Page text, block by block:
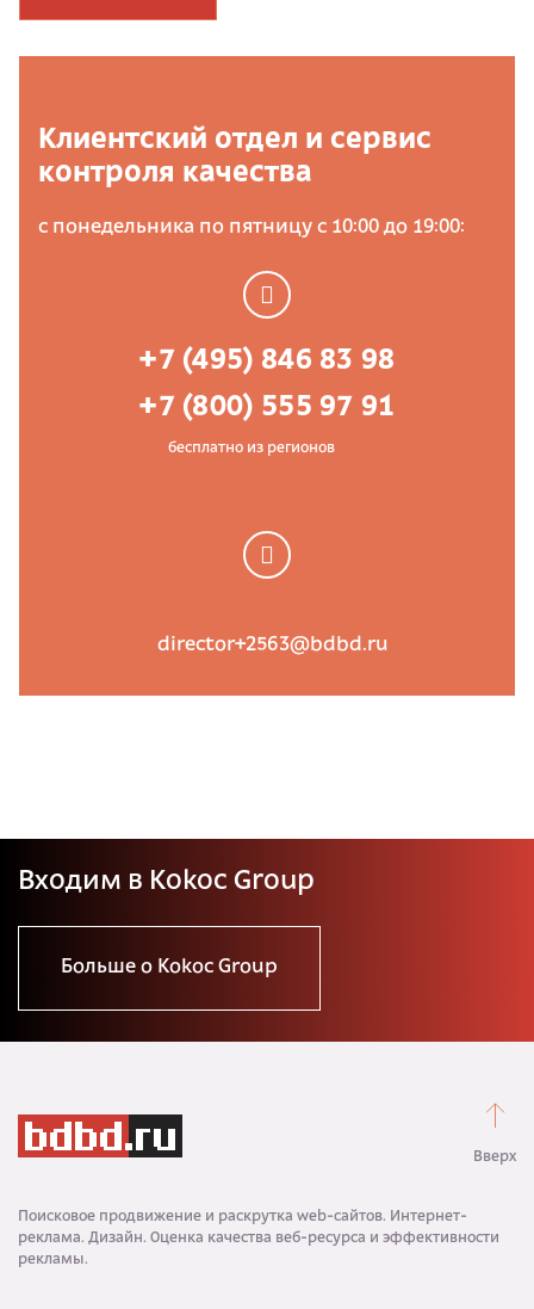
Клиентский отдел и сервис
контроля качества
с понедельника по пятницу с 10:00 до 19:00:
+7 (495) 846 83 98
+7 (800) 555 97 91
бесплатно из регионов
director+2563@bdbd.ru
Входим в Kokoc Group
Больше о Kokoc Group
Поисковое продвижение и раскрутка web-сайтов. Интернет-
реклама. Дизайн. Оценка качества веб-ресурса и эффективности
рекламы.
Вверх